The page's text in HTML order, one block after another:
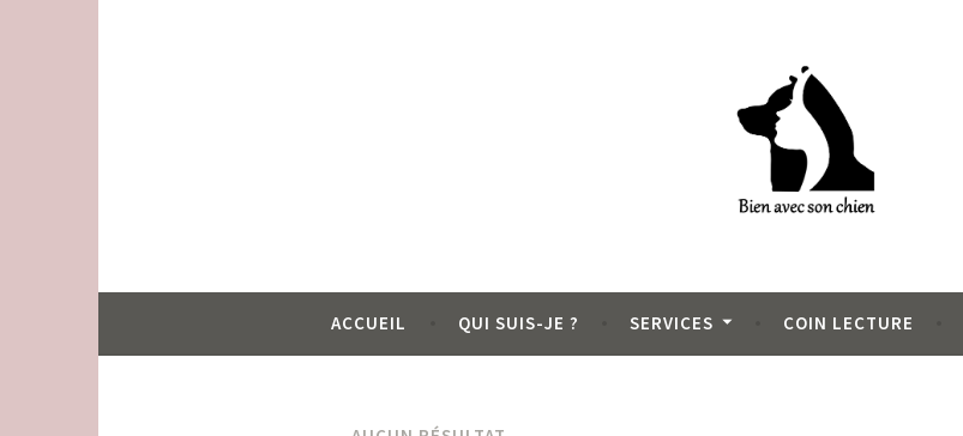
Bien avec son chien
ACCUEIL QUI SUIS-JE ? SERVICES COIN LECTURE